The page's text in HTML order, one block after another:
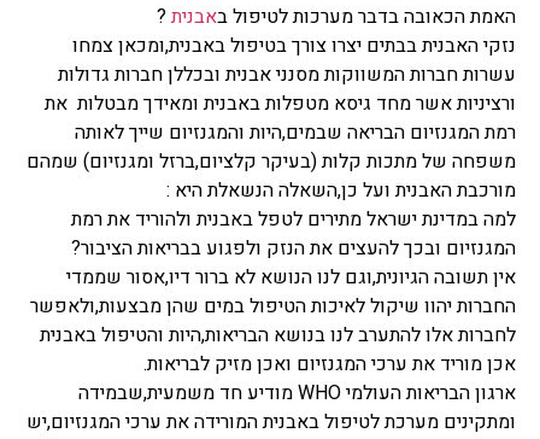
האמת הכאובה בדבר מערכות לטיפול באבנית?
נזקי האבנית בבתים יצרו צורך בטיפול באבנית,ומכאן צמחו
עשרות חברות המשווקות מסנני אבנית ובכללן חברות גדולות
ורציניות אשר מחד גיסא מטפלות באבנית ומאידך מבטלות את
רמת המגנזיום הבריאה שבמים,היות והמגנזיום שייך לאותה
משפחה של מתכות קלות (בעיקר קלציום,ברזל ומגנזיום) שמהם
מורכבת האבנית ועל כן,השאלה הנשאלת היא :
למה במדינת ישראל מתירים לטפל באבנית ולהוריד את רמת
המגנזיום ובכך להעצים את הנזק ולפגוע בבריאות הציבור?
אין תשובה הגיונית,וגם לנו הנושא לא ברור דיו,אסור שממדי
החברות יהוו שיקול לאיכות הטיפול במים שהן מבצעות,ולאפשר
לחברות אלו להתערב לנו בנושא הבריאות,היות והטיפול באבנית
אכן מוריד את ערכי המגנזיום ואכן מזיק לבריאות.
ארגון הבריאות העולמי WHO מודיע חד משמעית,שבמידה
ומתקינים מערכת לטיפול באבנית המורידה את ערכי המגנזיום,יש